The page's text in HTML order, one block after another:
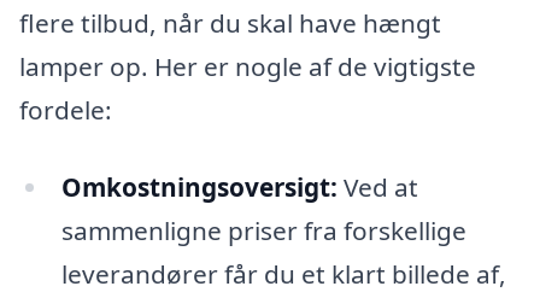
flere tilbud, når du skal have hængt
lamper op. Her er nogle af de vigtigste
fordele:
Omkostningsoversigt: Ved at
sammenligne priser fra forskellige
leverandører får du et klart billede af,